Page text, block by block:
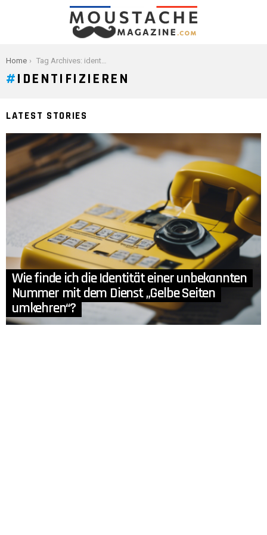
You are here:
Home Tag Archives: identifizieren
IDENTIFIZIEREN
LATEST STORIES
Wie finde ich die Identität einer unbekannten
Nummer mit dem Dienst „Gelbe Seiten
umkehren“?